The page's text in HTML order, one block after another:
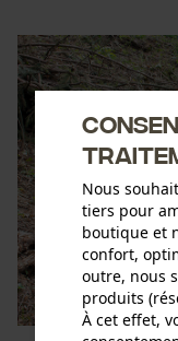
Nous
tiers pour
boutique et
confort,
outre, nous
produits
À cet effet,